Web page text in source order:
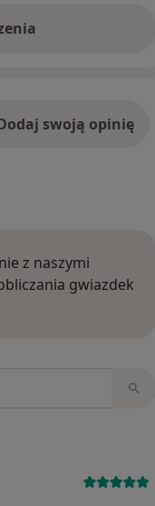
swoją opinię
z naszymi
gwiazdek